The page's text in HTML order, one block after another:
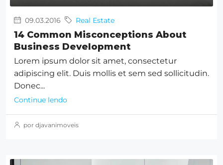
09.03.2016 Real Estate
14 Common Misconceptions About
Business Development
Lorem ipsum dolor sit amet, consectetur
adipiscing elit. Duis mollis et sem sed sollicitudin.
Donec...
Continue lendo
por djavanimoveis